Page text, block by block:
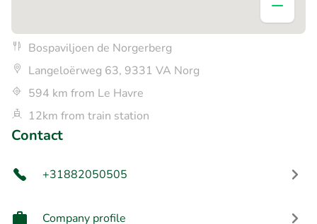
Bospaviljoen de Norgerberg
Langeloërweg 63, 9331 VA Norg
594 km from Le Havre
12km from train station
Contact
+31882050505
Company profile